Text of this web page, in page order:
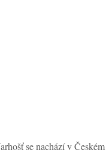
se nachází v